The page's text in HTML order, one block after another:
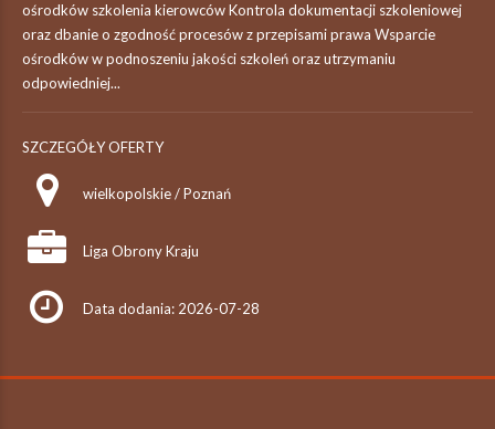
ośrodków szkolenia kierowców Kontrola dokumentacji szkoleniowej
oraz dbanie o zgodność procesów z przepisami prawa Wsparcie
ośrodków w podnoszeniu jakości szkoleń oraz utrzymaniu
odpowiedniej...
SZCZEGÓŁY OFERTY
wielkopolskie / Poznań
Liga Obrony Kraju
Data dodania: 2026-07-28